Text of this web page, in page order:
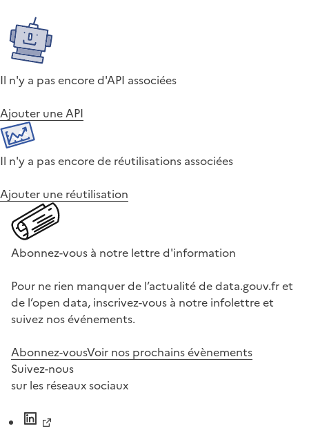
Il n'y a pas encore d'API associées
Ajouter une API
Il n'y a pas encore de réutilisations associées
Ajouter une réutilisation
Abonnez-vous à notre lettre d'information
Pour ne rien manquer de l’actualité de data.gouv.fr et
de l’open data, inscrivez-vous à notre infolettre et
suivez nos événements.
Abonnez-vousVoir nos prochains évènements
Suivez-nous
sur les réseaux sociaux